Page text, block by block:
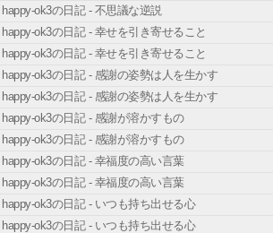
happy-ok3の日記 - 不思議な逆説
happy-ok3の日記 - 幸せを引き寄せること
happy-ok3の日記 - 幸せを引き寄せること
happy-ok3の日記 - 感謝の姿勢は人を生かす
happy-ok3の日記 - 感謝の姿勢は人を生かす
happy-ok3の日記 - 感謝が溶かすもの
happy-ok3の日記 - 感謝が溶かすもの
happy-ok3の日記 - 幸福度の高い言葉
happy-ok3の日記 - 幸福度の高い言葉
happy-ok3の日記 - いつも持ち出せる心
happy-ok3の日記 - いつも持ち出せる心